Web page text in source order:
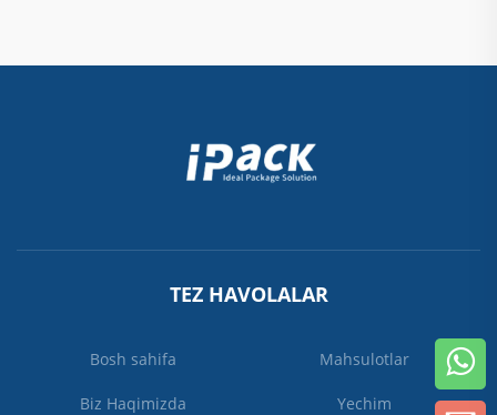
TEZ HAVOLALAR
Bosh sahifa Mahsulotlar
Biz Haqimizda Yechim